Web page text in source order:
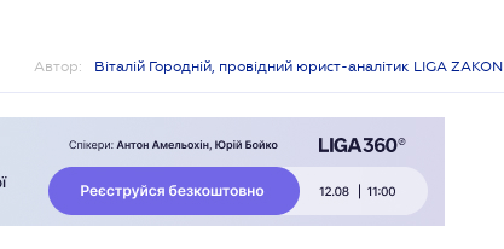
Автор: Віталій Городній, провідний юрист-аналітик LIGA ZAKON